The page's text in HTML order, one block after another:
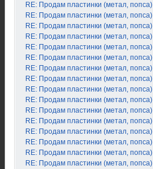
RE: Продам пластинки (метал, попса)
RE: Продам пластинки (метал, попса)
RE: Продам пластинки (метал, попса)
RE: Продам пластинки (метал, попса)
RE: Продам пластинки (метал, попса)
RE: Продам пластинки (метал, попса)
RE: Продам пластинки (метал, попса)
RE: Продам пластинки (метал, попса)
RE: Продам пластинки (метал, попса)
RE: Продам пластинки (метал, попса)
RE: Продам пластинки (метал, попса)
RE: Продам пластинки (метал, попса)
RE: Продам пластинки (метал, попса)
RE: Продам пластинки (метал, попса)
RE: Продам пластинки (метал, попса)
RE: Продам пластинки (метал, попса)